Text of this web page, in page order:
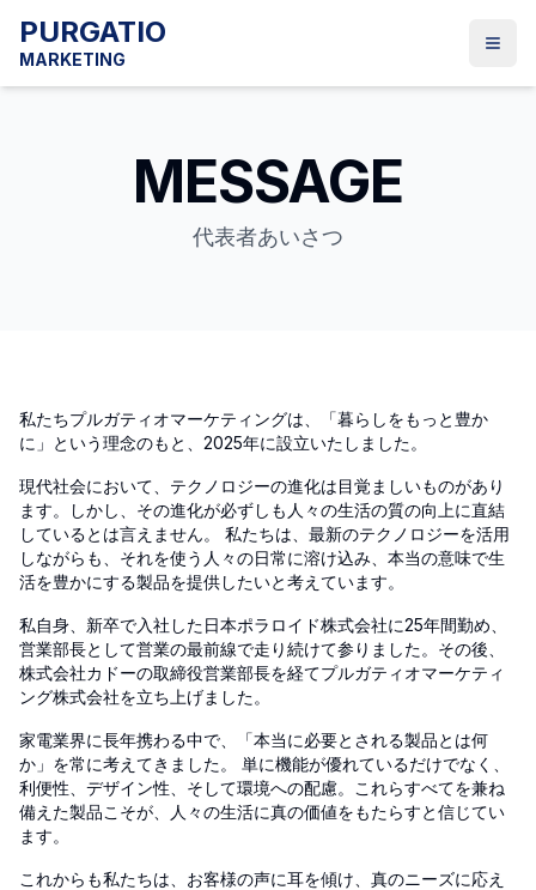
PURGATIO
MARKETING メニ
MESSAGE
代表者あいさつ
私たちプルガティオマーケティングは、「暮らしをもっと豊か
に」という理念のもと、2025年に設立いたしました。
現代社会において、テクノロジーの進化は目覚ましいものがあり
ます。しかし、その進化が必ずしも人々の生活の質の向上に直結
しているとは言えません。 私たちは、最新のテクノロジーを活用
しながらも、それを使う人々の日常に溶け込み、本当の意味で生
活を豊かにする製品を提供したいと考えています。
私自身、新卒で入社した日本ポラロイド株式会社に25年間勤め、
営業部長として営業の最前線で走り続けて参りました。その後、
株式会社カドーの取締役営業部長を経てプルガティオマーケティ
ング株式会社を立ち上げました。
家電業界に長年携わる中で、「本当に必要とされる製品とは何
か」を常に考えてきました。 単に機能が優れているだけでなく、
利便性、デザイン性、そして環境への配慮。これらすべてを兼ね
備えた製品こそが、人々の生活に真の価値をもたらすと信じてい
ます。
これからも私たちは、お客様の声に耳を傾け、真のニーズに応え